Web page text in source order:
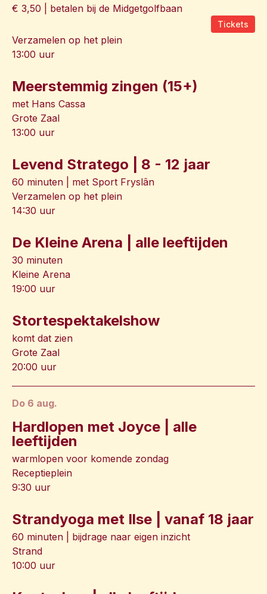
€ 3,50 | betalen bij de Midgetgolfbaan
Tickets
Verzamelen op het plein
13:00 uur
Meerstemmig zingen (15+)
met Hans Cassa
Grote Zaal
13:00 uur
Levend Stratego | 8 - 12 jaar
60 minuten | met Sport Fryslân
Verzamelen op het plein
14:30 uur
De Kleine Arena | alle leeftijden
30 minuten
Kleine Arena
19:00 uur
Stortespektakelshow
komt dat zien
Grote Zaal
20:00 uur
do 6 aug.
Hardlopen met Joyce | alle
leeftijden
warmlopen voor komende zondag
Receptieplein
9:30 uur
Strandyoga met Ilse | vanaf 18 jaar
60 minuten | bijdrage naar eigen inzicht
Strand
10:00 uur